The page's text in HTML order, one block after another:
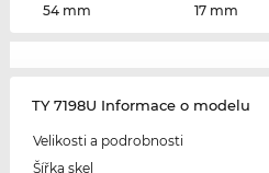
54 mm
17 mm
TY 7198U Informace o modelu
Velikosti a podrobnosti
Šířka skel